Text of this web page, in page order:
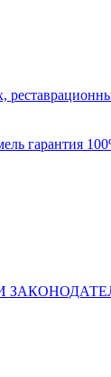
гарантия